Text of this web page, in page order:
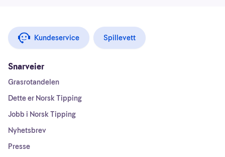
Kundeservice Spillevett
Snarveier
Grasrotandelen
Dette er Norsk Tipping
Jobb i Norsk Tipping
Nyhetsbrev
Presse